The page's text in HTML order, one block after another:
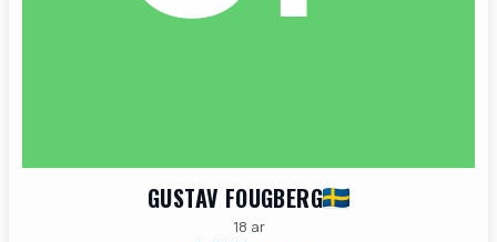
GUSTAV FOUGBERG
18 ar